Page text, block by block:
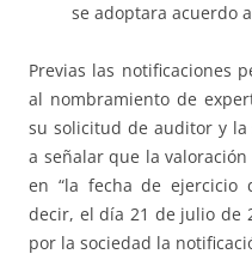
se adoptara acuerdo
Previas las notificaciones
al nombramiento de
su solicitud de auditor y
a señalar que la
en “la fecha de ejercicio
decir, el día 21 de julio de
por la sociedad la